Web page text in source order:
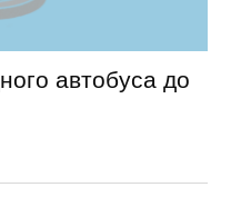
автобуса до